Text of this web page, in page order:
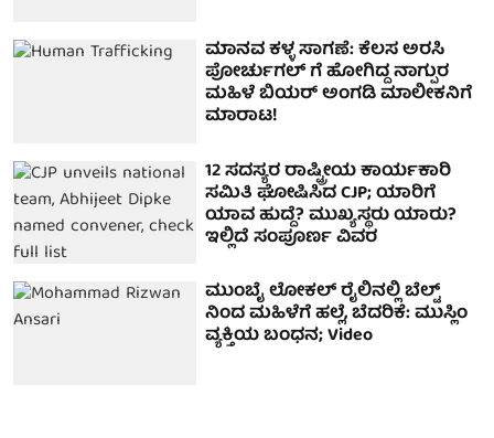
ಮಾನವ ಕಳ್ಳ ಸಾಗಣೆ: ಕೆಲಸ ಅರಸಿ
ಪೋರ್ಚುಗಲ್ ಗೆ ಹೋಗಿದ್ದ ನಾಗ್ಪುರ
ಮಹಿಳೆ ಬಿಯರ್ ಅಂಗಡಿ ಮಾಲೀಕನಿಗೆ
ಮಾರಾಟ!
12 ಸದಸ್ಯರ ರಾಷ್ಟ್ರೀಯ ಕಾರ್ಯಕಾರಿ
ಸಮಿತಿ ಘೋಷಿಸಿದ CJP; ಯಾರಿಗೆ
ಯಾವ ಹುದ್ದೆ? ಮುಖ್ಯಸ್ಥರು ಯಾರು?
ಇಲ್ಲಿದೆ ಸಂಪೂರ್ಣ ವಿವರ
ಮುಂಬೈ ಲೋಕಲ್ ರೈಲಿನಲ್ಲಿ ಬೆಲ್ಟ್
ನಿಂದ ಮಹಿಳೆಗೆ ಹಲ್ಲೆ, ಬೆದರಿಕೆ: ಮುಸ್ಲಿಂ
ವ್ಯಕ್ತಿಯ ಬಂಧನ; Video